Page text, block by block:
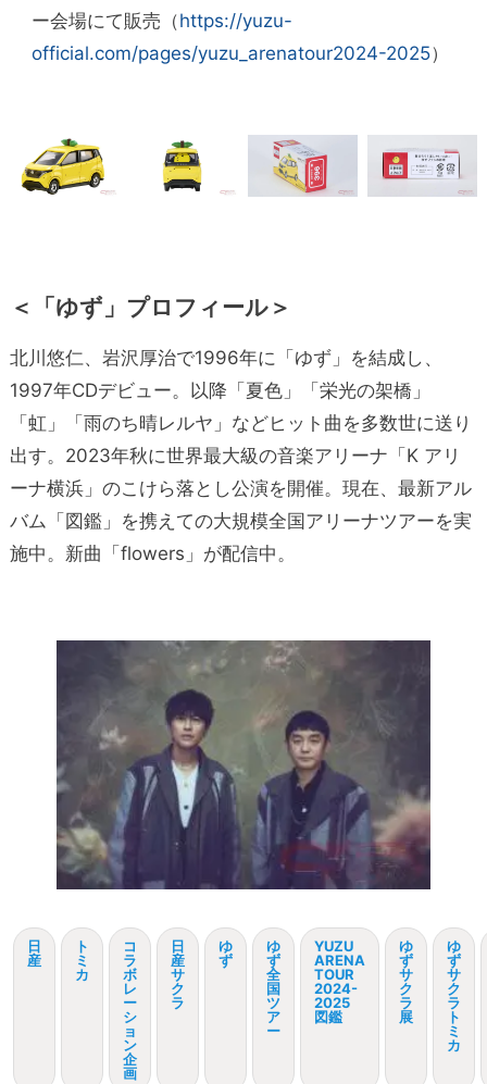
ー会場にて販売（https://yuzu-
official.com/pages/yuzu_arenatour2024-2025）
＜「ゆず」プロフィール＞
北川悠仁、岩沢厚治で1996年に「ゆず」を結成し、
1997年CDデビュー。以降「夏色」「栄光の架橋」
「虹」「雨のち晴レルヤ」などヒット曲を多数世に送り
出す。2023年秋に世界最大級の音楽アリーナ「K アリ
ーナ横浜」のこけら落とし公演を開催。現在、最新アル
バム「図鑑」を携えての大規模全国アリーナツアーを実
施中。新曲「flowers」が配信中。
日
産
ト
ミ
カ
コ
ラ
ボ
レ
ー
シ
ョ
ン
企
画
日
産
サ
ク
ラ
ゆ
ず
ゆ
ず
全
国
ツ
ア
ー
YUZU
ARENA
TOUR
2024-
2025
図鑑
ゆ
ず
サ
ク
ラ
展
ゆ
ず
サ
ク
ラ
ト
ミ
カ